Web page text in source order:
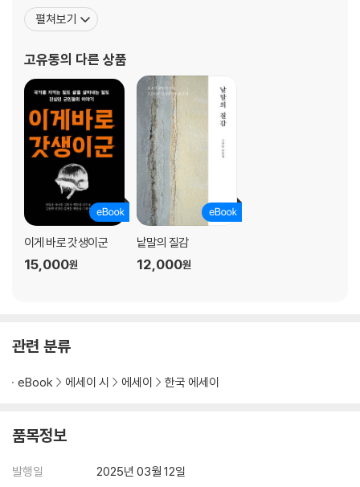
을》 등단 신인문학상을 수상하며 본격적으로 수필가로서 활동을 시
작했다. 이후 공학 소양과 문학 감성을 직조하여 삶의 심연을 드러내
과 건조한 문체로 DMZ문학상(산문), 용아 박용철 전국백일장
펼쳐보기
고유동의 다른 상품
이게 바로 갓생이군
15,000원
낱말의 질감
12,000원
관련 분류
eBook 에세이 시 에세이 한국 에세이
품목정보
발행일
2025년 03월 12일